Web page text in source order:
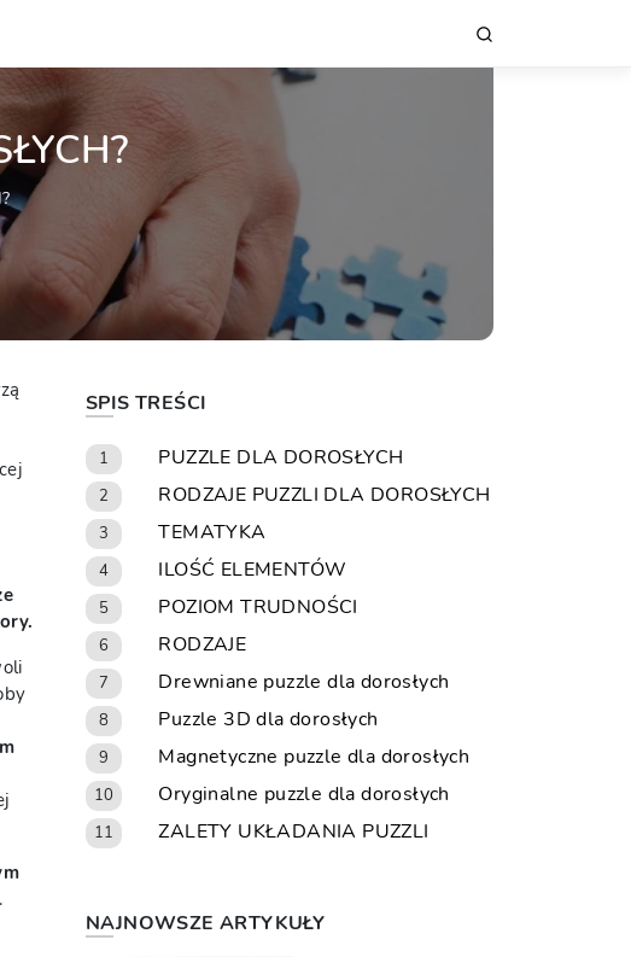
.
SPIS TREŚCI
1 PUZZLE DLA DOROSŁYCH
2 RODZAJE PUZZLI DLA DOROSŁYCH
3 TEMATYKA
4 ILOŚĆ ELEMENTÓW
5 POZIOM TRUDNOŚCI
6 RODZAJE
7 Drewniane puzzle dla dorosłych
8 Puzzle 3D dla dorosłych
9 Magnetyczne puzzle dla dorosłych
10 Oryginalne puzzle dla dorosłych
11 ZALETY UKŁADANIA PUZZLI
NAJNOWSZE ARTYKUŁY